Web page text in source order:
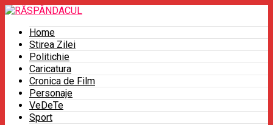
Home
Stirea Zilei
Politichie
Caricatura
Cronica de Film
Personaje
VeDeTe
Sport